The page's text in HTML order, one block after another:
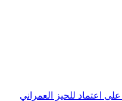
اعتماد للحيز العمراني